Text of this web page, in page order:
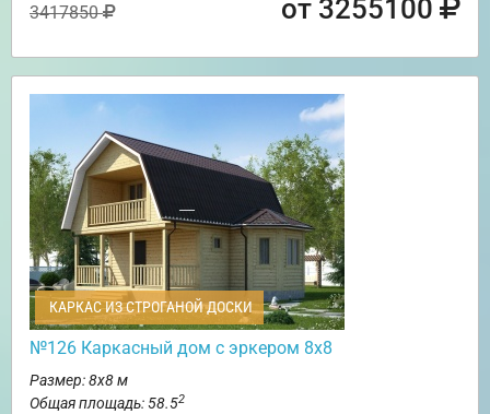
3417850 от 3255100
КАРКАС ИЗ СТРОГАНОЙ ДОСКИ
№126 Каркасный дом с эркером 8х8
Размер: 8х8 м
Общая площадь: 58.52